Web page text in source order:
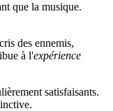
que la musique.
des ennemis,
à l'expérience
satisfaisants.